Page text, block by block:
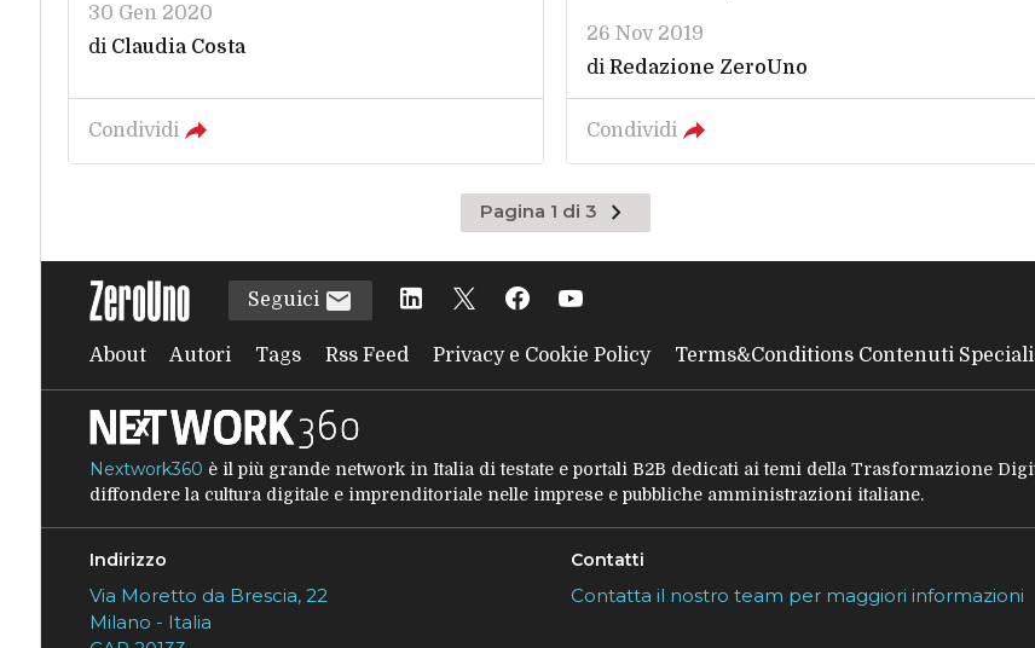
30 Gen 2020
di Claudia Costa
Condividi
26 Nov 2019
diRedazione ZeroUno
Condividi
Pagina 1 di 3
Pagina
successiva
Seguici
About Autori Tags Rss Feed Privacy e Cookie Policy Terms&Conditions Contenuti
Nextwork360 è il più grande network in Italia di testate e portali B2B dedicati ai temi della Trasformazione
diffondere la cultura digitale e imprenditoriale nelle imprese e pubbliche amministrazioni italiane.
Indirizzo
Via Moretto da Brescia, 22
Milano - Italia
Contatti
Contatta il nostro team per maggiori informazioni